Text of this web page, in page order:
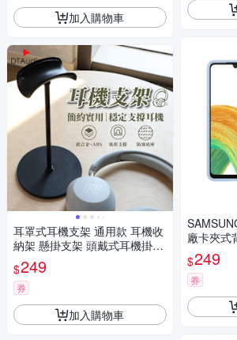
加入購物車
耳罩式耳機支架 通用款 耳機收
納架 懸掛支架 頭戴式耳機掛勾
電競耳機展示架 耳機掛架 桌上
耳機架 防滑膠墊
$249
券
加入購物車
廠卡夾式
$249
券